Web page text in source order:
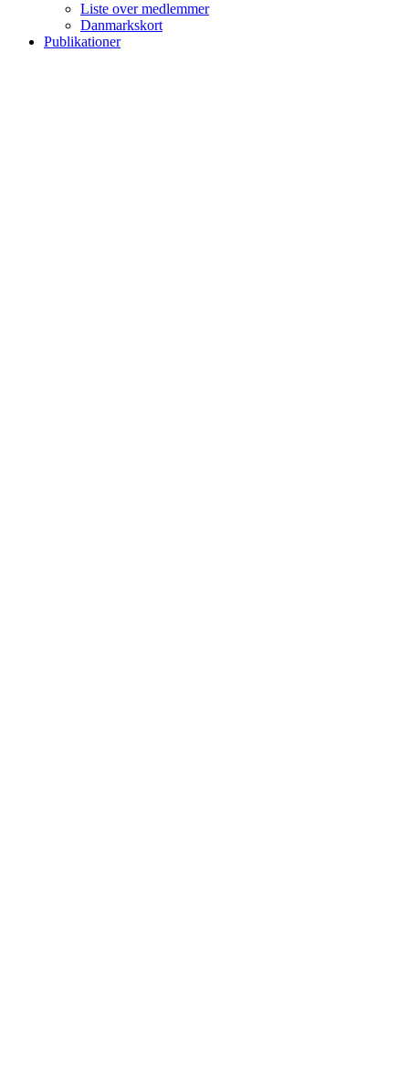
Liste over medlemmer
Danmarkskort
Publikationer